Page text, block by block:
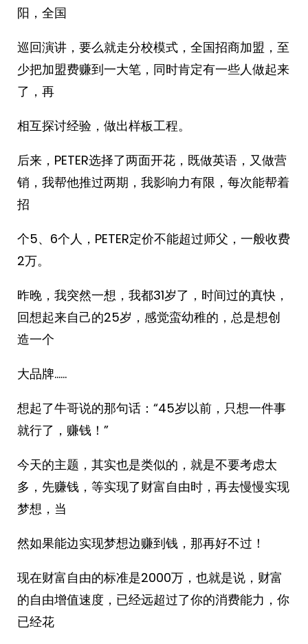
阳，全国
巡回演讲，要么就走分校模式，全国招商加盟，至
少把加盟费赚到一大笔，同时肯定有一些人做起来
了，再
相互探讨经验，做出样板工程。
后来，PETER选择了两面开花，既做英语，又做营
销，我帮他推过两期，我影响力有限，每次能帮着
招
个5、6个人，PETER定价不能超过师父，一般收费
2万。
昨晚，我突然一想，我都31岁了，时间过的真快，
回想起来自己的25岁，感觉蛮幼稚的，总是想创
造一个
大品牌……
想起了牛哥说的那句话：“45岁以前，只想一件事
就行了，赚钱！”
今天的主题，其实也是类似的，就是不要考虑太
多，先赚钱，等实现了财富自由时，再去慢慢实现
梦想，当
然如果能边实现梦想边赚到钱，那再好不过！
现在财富自由的标准是2000万，也就是说，财富
的自由增值速度，已经远超过了你的消费能力，你
已经花